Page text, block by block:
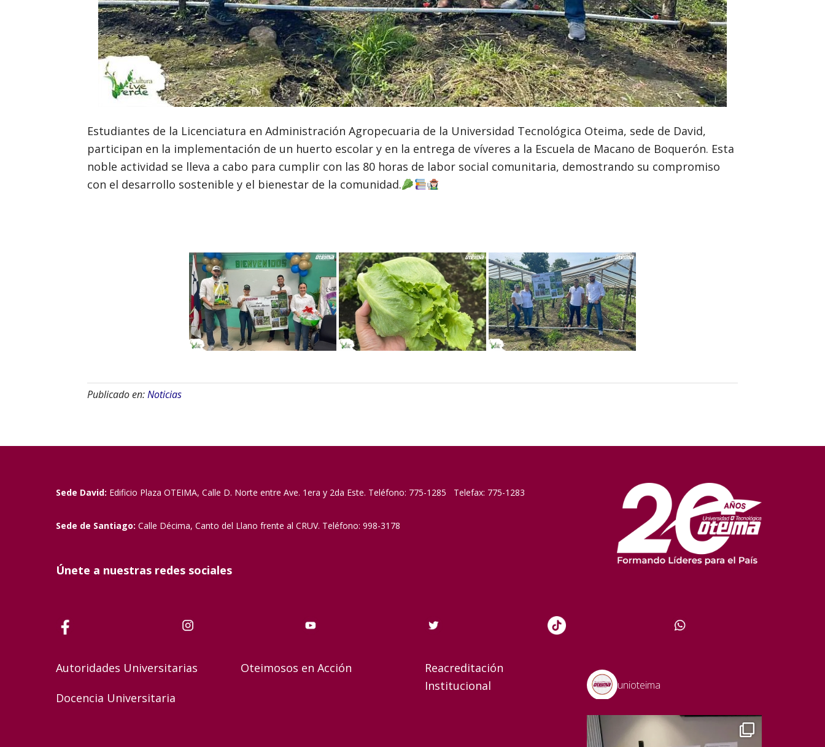
Estudiantes de la Licenciatura en Administración Agropecuaria de la Universidad Tecnológica Oteima, sede de David,
participan en la implementación de un huerto escolar y en la entrega de víveres a la Escuela de Macano de Boquerón. Esta
noble actividad se lleva a cabo para cumplir con las 80 horas de labor social comunitaria, demostrando su compromiso
con el desarrollo sostenible y el bienestar de la comunidad.
Publicado en:Noticias
Sede David: Edificio Plaza OTEIMA, Calle D. Norte entre Ave. 1era y 2da Este. Teléfono: 775-1285 Telefax: 775-1283
Sede de Santiago: Calle Décima, Canto del Llano frente al CRUV. Teléfono: 998-3178
Únete a nuestras redes sociales
Autoridades Universitarias
Docencia Universitaria
Oteimosos en Acción
Reacreditación
Institucional
unioteima